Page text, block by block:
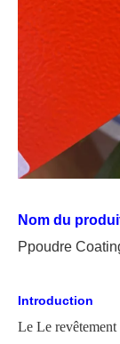
Nom du
Ppoudre C
Introduction
Le Le